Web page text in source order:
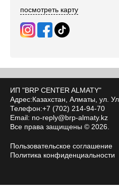
посмотреть карту
ИП "BRP CENTER ALMATY"
Адрес:Казахстан, Алматы, ул.
Телефон:+7 (702) 214-94-70
Email: no-reply@brp-almaty.kz
Все права защищены © 2026.
Пользовательское соглашение
Политика конфиденциальности